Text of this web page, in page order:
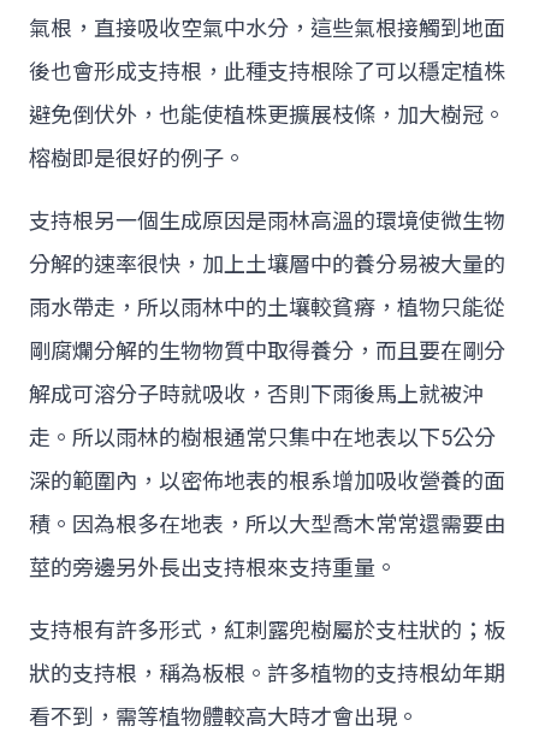
氣根，直接吸收空氣中水分，這些氣根接觸到地面
後也會形成支持根，此種支持根除了可以穩定植株
避免倒伏外，也能使植株更擴展枝條，加大樹冠。
榕樹即是很好的例子。
支持根另一個生成原因是雨林高溫的環境使微生物
分解的速率很快，加上土壤層中的養分易被大量的
雨水帶走，所以雨林中的土壤較貧瘠，植物只能從
剛腐爛分解的生物物質中取得養分，而且要在剛分
解成可溶分子時就吸收，否則下雨後馬上就被沖
走。所以雨林的樹根通常只集中在地表以下5公分
深的範圍內，以密佈地表的根系增加吸收營養的面
積。因為根多在地表，所以大型喬木常常還需要由
莖的旁邊另外長出支持根來支持重量。
支持根有許多形式，紅刺露兜樹屬於支柱狀的；板
狀的支持根，稱為板根。許多植物的支持根幼年期
看不到，需等植物體較高大時才會出現。